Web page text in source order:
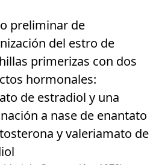
final.
a base de carne de
una buena adaptación por
ya que poseen un
aceptabilidad bastante alto,
lo cual se pueden consumir sin
rechazo hasta dos a
por semana.
punto de vista de su
interesa su estabilidad.
que por su composición
preliminar de
del estro de
primerizas con dos
hormonales:
de estradiol y una
a nase de enantato
y valeriamato de